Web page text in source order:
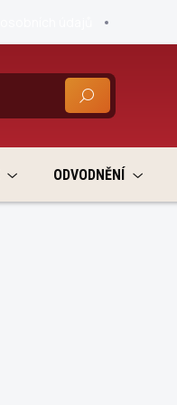
HLEDAT
ODVODNĚNÍ